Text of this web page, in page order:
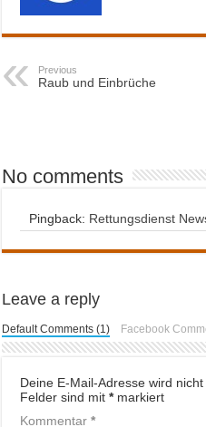
Previous
Raub und Einbrüche
No comments
Pingback: Rettungsdienst
Leave a reply
Default Comments (1) Facebook
Deine E-Mail-Adresse wird nicht
Felder sind mit*markiert
Kommentar*